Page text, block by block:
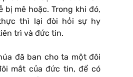
bị mê hoặc. Trong khi đó,
thì lại đòi hỏi sự hy
trì và đức tin.
đã ban cho ta một đôi
mắt của đức tin, để có